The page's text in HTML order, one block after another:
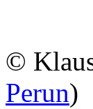
©
Perun)